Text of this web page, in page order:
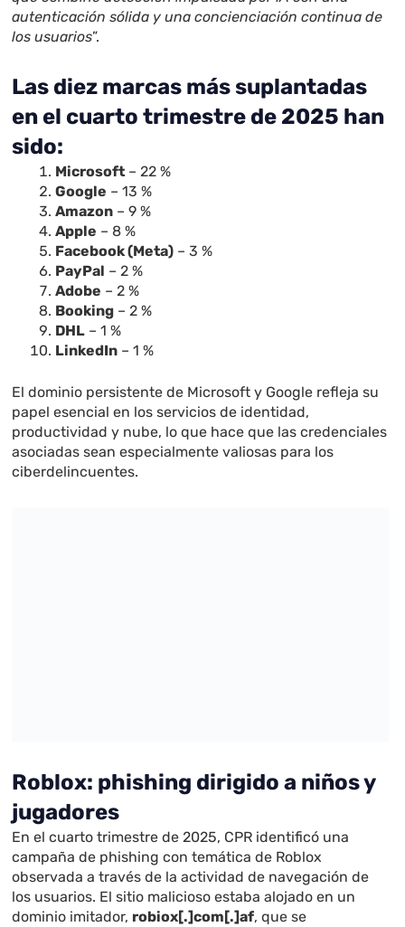
autenticación sólida y una concienciación continua de
los usuarios”.
Las diez marcas más suplantadas
en el cuarto trimestre de 2025 han
sido:
Microsoft – 22 %
Google – 13 %
Amazon – 9 %
Apple – 8 %
Facebook (Meta) – 3 %
PayPal – 2 %
Adobe – 2 %
Booking – 2 %
DHL – 1 %
LinkedIn – 1 %
El dominio persistente de Microsoft y Google refleja su
papel esencial en los servicios de identidad,
productividad y nube, lo que hace que las credenciales
asociadas sean especialmente valiosas para los
ciberdelincuentes.
Roblox: phishing dirigido a niños y
jugadores
En el cuarto trimestre de 2025, CPR identificó una
campaña de phishing con temática de Roblox
observada a través de la actividad de navegación de
los usuarios. El sitio malicioso estaba alojado en un
dominio imitador, robiox[.]com[.]af, que se